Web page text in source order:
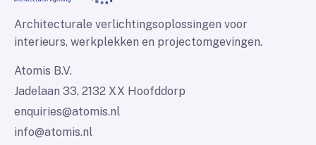
Architecturale verlichtingsoplossingen voor
interieurs, werkplekken en projectomgevingen.
Atomis B.V.
Jadelaan 33, 2132 XX Hoofddorp
enquiries@atomis.nl
info@atomis.nl